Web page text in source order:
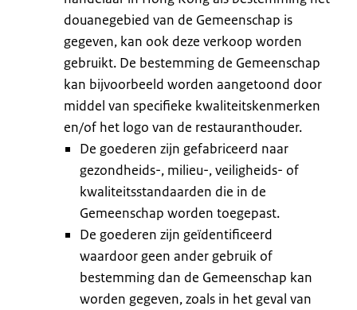
douanegebied van de Gemeenschap is
gegeven, kan ook deze verkoop worden
gebruikt. De bestemming de Gemeenschap
kan bijvoorbeeld worden aangetoond door
middel van specifieke kwaliteitskenmerken
en/of het logo van de restauranthouder.
De goederen zijn gefabriceerd naar
gezondheids-, milieu-, veiligheids- of
kwaliteitsstandaarden die in de
Gemeenschap worden toegepast.
De goederen zijn geïdentificeerd
waardoor geen ander gebruik of
bestemming dan de Gemeenschap kan
worden gegeven, zoals in het geval van